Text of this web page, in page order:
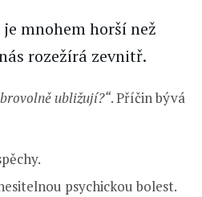
mnohem horší než
rozežírá zevnitř.
ubližují?“. Příčin bývá
psychickou bolest.